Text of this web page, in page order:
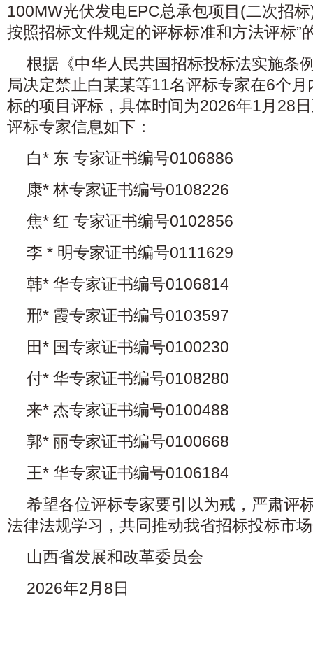
100MW光伏发电EPC总承包项目(二次招
按照招标文件规定的评标标准和方法评标”
根据《中华人民共国招标投标法实施条
局决定禁止白某某等11名评标专家在6个
标的项目评标，具体时间为2026年1月28
评标专家信息如下：
白* 东 专家证书编号0106886
康* 林专家证书编号0108226
焦* 红 专家证书编号0102856
李 * 明专家证书编号0111629
韩* 华专家证书编号0106814
邢* 霞专家证书编号0103597
田* 国专家证书编号0100230
付* 华专家证书编号0108280
来* 杰专家证书编号0100488
郭* 丽专家证书编号0100668
王* 华专家证书编号0106184
希望各位评标专家要引以为戒，严肃评
法律法规学习，共同推动我省招标投标市
山西省发展和改革委员会
2026年2月8日